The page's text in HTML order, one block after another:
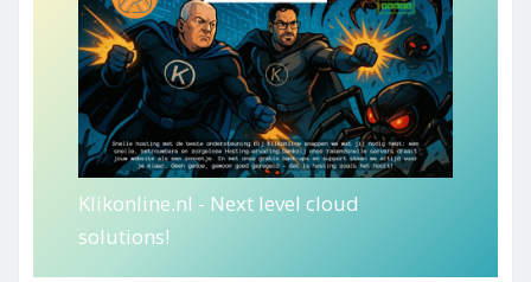
Klikonline.nl - Next level cloud
solutions!